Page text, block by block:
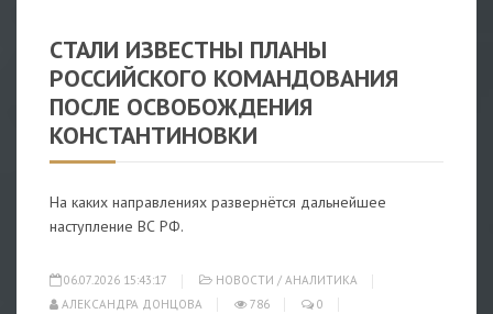
СТАЛИ ИЗВЕСТНЫ ПЛАНЫ
РОССИЙСКОГО КОМАНДОВАНИЯ
ПОСЛЕ ОСВОБОЖДЕНИЯ
КОНСТАНТИНОВКИ
На каких направлениях развернётся дальнейшее
наступление ВС РФ.
06.07.2026 15:43:17 НОВОСТИ / АНАЛИТИКА
АЛЕКСАНДРА ДОНЦОВА
786 0